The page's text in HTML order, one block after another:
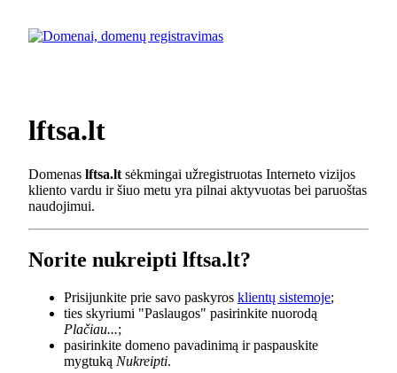
lftsa.lt
Domenas lftsa.lt sėkmingai užregistruotas Interneto vizijos
kliento vardu ir šiuo metu yra pilnai aktyvuotas bei paruoštas
naudojimui.
Norite nukreipti lftsa.lt?
Prisijunkite prie savo paskyros klientų sistemoje;
ties skyriumi "Paslaugos" pasirinkite nuorodą
Plačiau...;
pasirinkite domeno pavadinimą ir paspauskite
mygtuką Nukreipti.